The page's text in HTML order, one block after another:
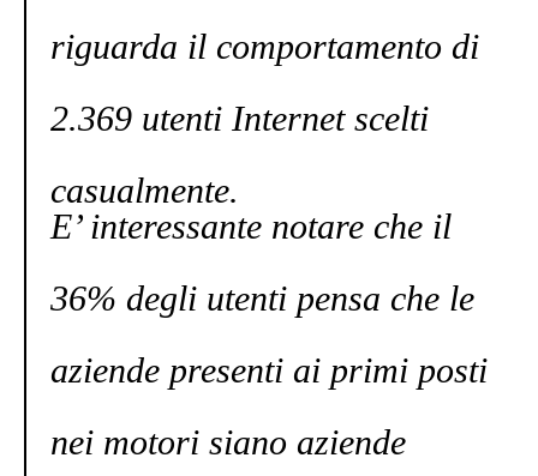
riguarda il comportamento di
2.369 utenti Internet scelti
casualmente.
E’ interessante notare che il
36% degli utenti pensa che le
aziende presenti ai primi posti
nei motori siano aziende